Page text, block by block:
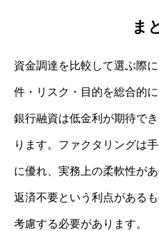
ま
資金調達を比較して選ぶ際
件・リスク・目的を総合的
銀行融資は低金利が期待で
ります。ファクタリングは
に優れ、実務上の柔軟性が
返済不要という利点がある
考慮する必要があります。